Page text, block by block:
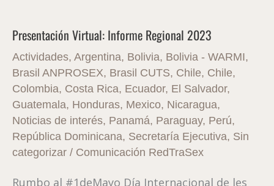
Presentación Virtual: Informe Regional 2023
Actividades, Argentina, Bolivia, Bolivia - WARMI,
Brasil ANPROSEX, Brasil CUTS, Chile, Chile,
Colombia, Costa Rica, Ecuador, El Salvador,
Guatemala, Honduras, Mexico, Nicaragua,
Noticias de interés, Panamá, Paraguay, Perú,
República Dominicana, Secretaría Ejecutiva, Sin
categorizar / Comunicación RedTraSex
Rumbo al #1deMayo Día Internacional de les
Informe
Regional
2023